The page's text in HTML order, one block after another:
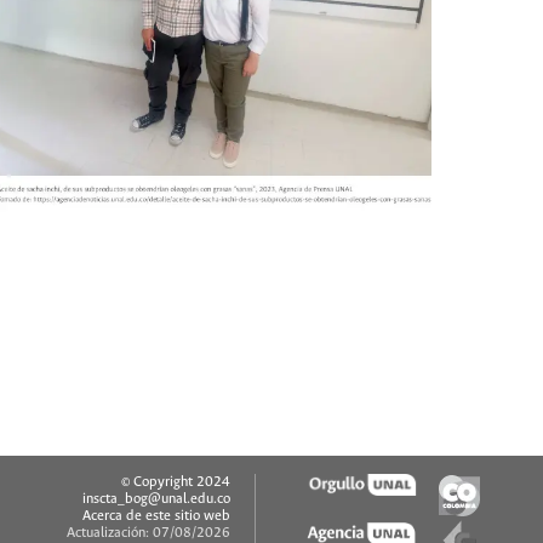
© Copyright 2024
inscta_bog@unal.edu.co
Acerca de este sitio web
Actualización: 07/08/2026